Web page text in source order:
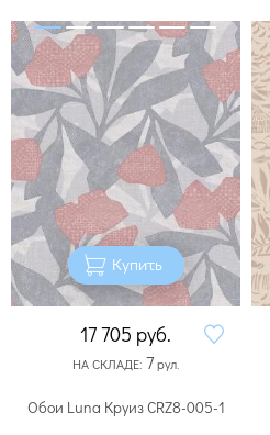
Купить
17 705 руб.
НА СКЛАДЕ: 7рул.
Обои Luna Круиз CRZ8-005-1